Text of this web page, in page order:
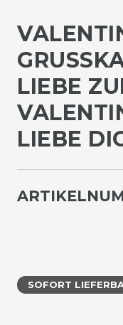
IEBE
IEBE
SOFORT